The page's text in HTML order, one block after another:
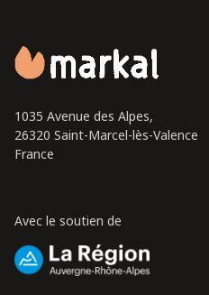
1035 Avenue des Alpes,
26320 Saint-Marcel-lès-Valence
France
Avec le soutien de